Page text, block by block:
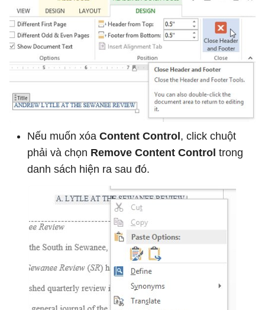
Nếu muốn xóa Content Control , click chuột
phải và chọn Remove Content Control trong
danh sách hiện ra sau đó.